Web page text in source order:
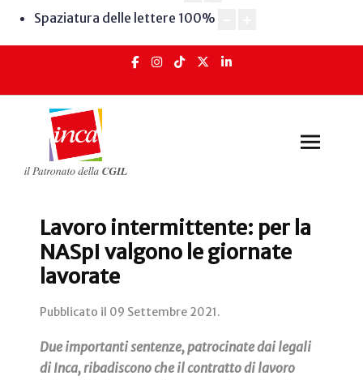
Spaziatura delle lettere 100%
Lavoro intermittente: per la
NASpI valgono le giornate
lavorate
Pubblicato il 09 Settembre 2021.
Due importanti sentenze, patrocinate dai legali
di Inca, ribadiscono che il contratto di lavoro